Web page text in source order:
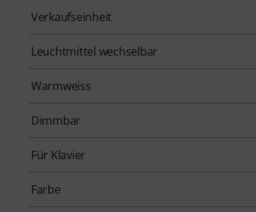
Verkaufseinheit
Leuchtmittel wechselbar
Warmweiss
Dimmbar
Für Klavier
Farbe